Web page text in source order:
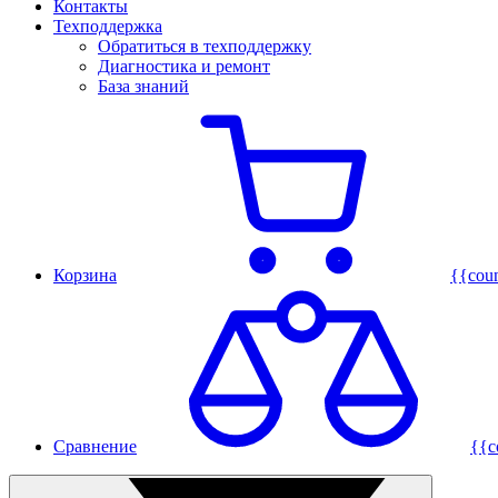
Контакты
Техподдержка
Обратиться в техподдержку
Диагностика и ремонт
База знаний
Корзина
Сравнение